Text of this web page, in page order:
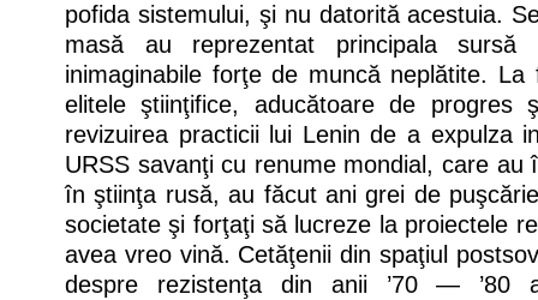
pofida sistemului, şi nu datorită acestuia.
masă au reprezentat principala
inimaginabile forţe de muncă neplătite.
elitele ştiinţifice, aducătoare de progres
revizuirea practicii lui Lenin de a expulza
URSS savanţi cu renume mondial, care au
în ştiinţa rusă, au făcut ani grei de
societate şi forţaţi să lucreze la proiectele
avea vreo vină. Cetăţenii din spaţiul
despre rezistenţa din anii ’70 — ’80